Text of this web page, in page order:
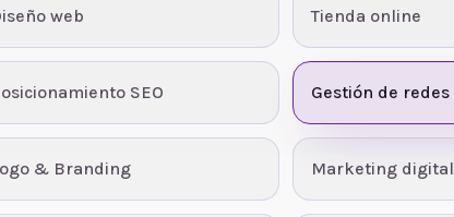
web Tienda online
SEO Gestión de redes
& Branding Marketing digital